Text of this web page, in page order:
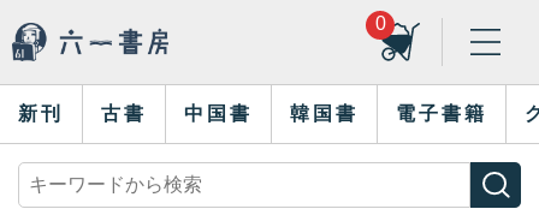
0
新刊 古書 中国書 韓国書 電子書籍